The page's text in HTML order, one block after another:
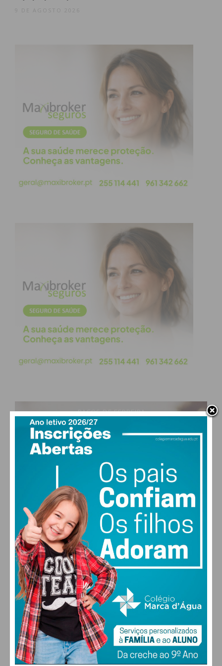
Amarante, seguida da turma CA do 10.º ano da
Alpendorada, Marco de Canaveses
O concurso “A escultura na Rota do Românico”
desafiou a comunidade escolar a explorar, de forma
criativa, o vasto património escultórico presente
nos monumentos da Rota do Românico, dos
tímpanos e capitéis, às mísulas, cachorros, siglas e
frisos, entre outros pormenores artísticos.
O júri foi constituído pela artista plástica Catarina
fotógrafo João Lopes Cardoso.
Subscreva a newsletter do
Imediato
Assine nossa newsletter por e-mail e
obtenha de forma regular a informação
atualizada.
Eu li e concordo com os
termos e
9 DE AGOSTO 2026
PAÇOS DE FERREIRA
30°
clear sky
50% humidade
MAX 30 • MIN 28
30°
SEG
31
TER
31
QUA
32
QUI
ALTERAR
FARMACIAS DE SERVIÇO EM PAÇOS DE
FERREIRA